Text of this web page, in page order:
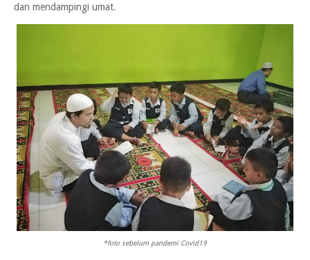
dan mendampingi umat.
*foto sebelum pandemi Covid19